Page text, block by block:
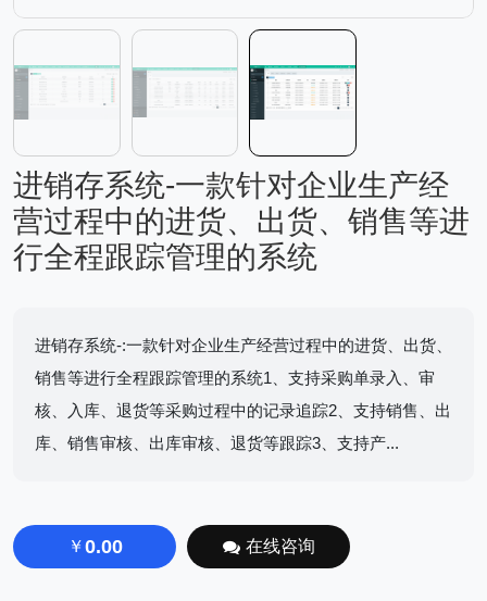
进销存系统-一款针对企业生产经
营过程中的进货、出货、销售等进
行全程跟踪管理的系统
进销存系统-:一款针对企业生产经营过程中的进货、出货、
销售等进行全程跟踪管理的系统1、支持采购单录入、审
核、入库、退货等采购过程中的记录追踪2、支持销售、出
库、销售审核、出库审核、退货等跟踪3、支持产...
￥0.00 在线咨询